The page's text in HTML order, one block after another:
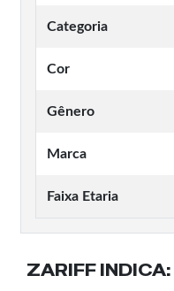
Categoria
Cor
Gênero
Marca
Faixa Etaria
ZARIFF INDICA: